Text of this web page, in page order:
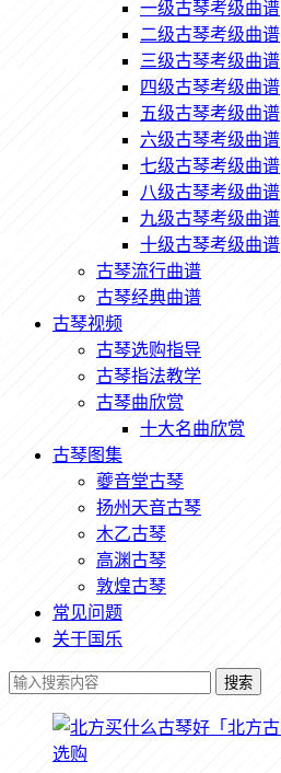
一级古琴考级曲谱
二级古琴考级曲谱
三级古琴考级曲谱
四级古琴考级曲谱
五级古琴考级曲谱
六级古琴考级曲谱
七级古琴考级曲谱
八级古琴考级曲谱
九级古琴考级曲谱
十级古琴考级曲谱
古琴流行曲谱
古琴经典曲谱
古琴视频
古琴选购指导
古琴指法教学
古琴曲欣赏
十大名曲欣赏
古琴图集
夔音堂古琴
扬州天音古琴
木乙古琴
高渊古琴
敦煌古琴
常见问题
关于国乐
搜索
选购